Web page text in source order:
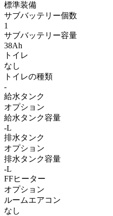
標準装備
サブバッテリー個数
1
サブバッテリー容量
38Ah
トイレ
なし
トイレの種類
-
給水タンク
オプション
給水タンク容量
-L
排水タンク
オプション
排水タンク容量
-L
FFヒーター
オプション
ルームエアコン
なし